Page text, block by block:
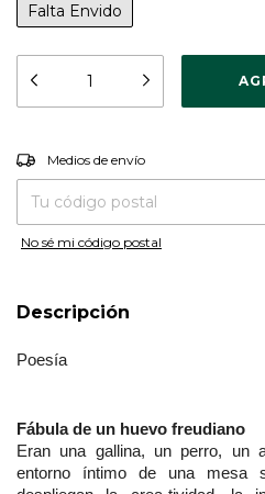
Falta Envido
Entregas para el CP:
Medios de envío
No sé mi código postal
Descripción
Poesía
Fábula de un huevo freudiano
Eran una gallina, un perro, un
entorno íntimo de una mesa